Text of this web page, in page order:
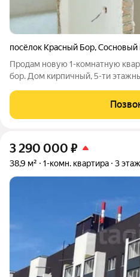
посёлок Красный Бор,Сосновый
Продам новую 1-комнатную
бор. Дом кирпичный, 5-ти
отделка, балкон застеклен Вся
доступности Рядом остановка
3 290 000 ₽
38,9 м² 1-комн. квартира 3